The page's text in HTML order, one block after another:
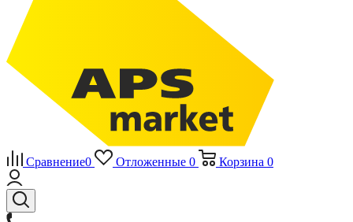
Сравнение0 Отложенные 0 Корзина 0